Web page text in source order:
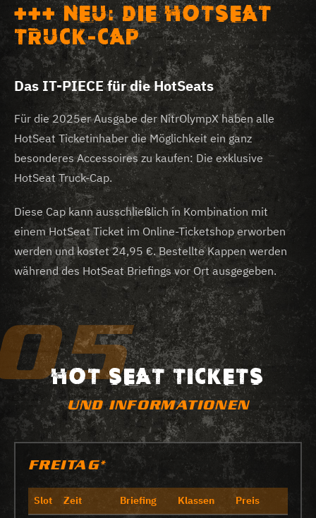
+++ NEU: DIE HOTSEAT
TRUCK-CAP
Das IT-PIECE für die HotSeats
Für die 2025er Ausgabe der NitrOlympX haben alle
HotSeat Ticketinhaber die Möglichkeit ein ganz
besonderes Accessoires zu kaufen: Die exklusive
HotSeat Truck-Cap.
Diese Cap kann ausschließlich in Kombination mit
einem HotSeat Ticket im Online-Ticketshop erworben
werden und kostet 24,95 €. Bestellte Kappen werden
während des HotSeat Briefings vor Ort ausgegeben.
HOT SEAT TICKETS
UND INFORMATIONEN
FREITAG*
Slot Zeit Briefing Klassen Preis